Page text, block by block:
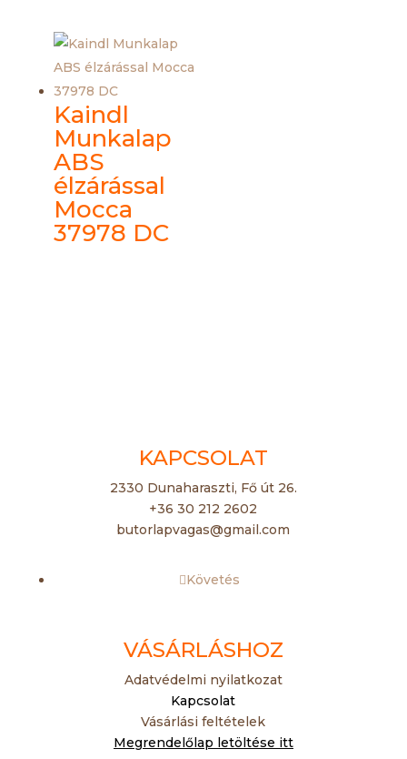
Kaindl
Munkalap
ABS
élzárással
Mocca
37978 DC
KAPCSOLAT
2330 Dunaharaszti, Fő út 26.
+36 30 212 2602
butorlapvagas@gmail.com
Követés
VÁSÁRLÁSHOZ
Adatvédelmi nyilatkozat
Kapcsolat
Vásárlási feltételek
Megrendelőlap letöltése itt